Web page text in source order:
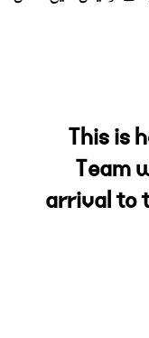
This is
Team
arrival to